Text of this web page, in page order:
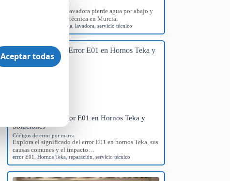
Identifica por qué tu lavadora pierde agua por abajo y
consigue orientación técnica en Murcia.
fugas de agua ,lavadora ,servicio técnico
Significado del Error E01 en Hornos Teka y
Soluciones
Códigos de error por marca
Explora el significado del error E01 en hornos Teka, sus
causas comunes y el impacto…
error E01 ,Hornos Teka ,reparación ,servicio técnico
Aceptar todas